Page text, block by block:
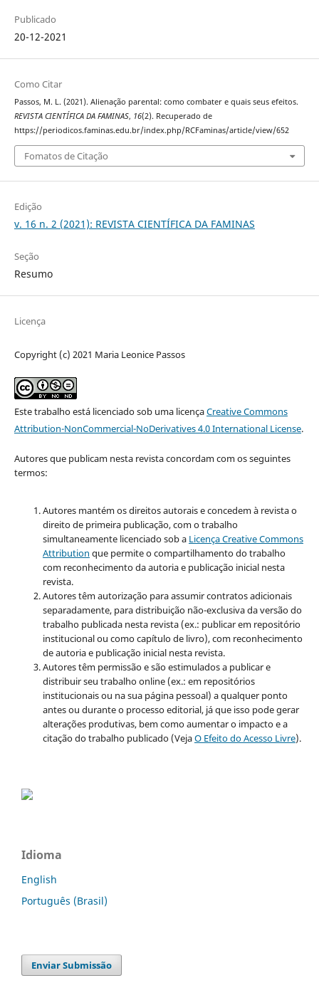
Publicado
20-12-2021
Como Citar
Passos, M. L. (2021). Alienação parental: como combater e quais seus efeitos.
REVISTA CIENTÍFICA DA FAMINAS, 16(2). Recuperado de
https://periodicos.faminas.edu.br/index.php/RCFaminas/article/view/652
Fomatos de Citação
Edição
v. 16 n. 2 (2021): REVISTA CIENTÍFICA DA FAMINAS
Seção
Resumo
Licença
Copyright (c) 2021 Maria Leonice Passos
Este trabalho está licenciado sob uma licençaCreative Commons
Attribution-NonCommercial-NoDerivatives 4.0 International License.
Autores que publicam nesta revista concordam com os seguintes
termos:
Autores mantém os direitos autorais e concedem à revista o
direito de primeira publicação, com o trabalho
simultaneamente licenciado sob a Licença Creative Commons
Attribution que permite o compartilhamento do trabalho
com reconhecimento da autoria e publicação inicial nesta
revista.
Autores têm autorização para assumir contratos adicionais
separadamente, para distribuição não-exclusiva da versão do
trabalho publicada nesta revista (ex.: publicar em repositório
institucional ou como capítulo de livro), com reconhecimento
de autoria e publicação inicial nesta revista.
Autores têm permissão e são estimulados a publicar e
distribuir seu trabalho online (ex.: em repositórios
institucionais ou na sua página pessoal) a qualquer ponto
antes ou durante o processo editorial, já que isso pode gerar
alterações produtivas, bem como aumentar o impacto e a
citação do trabalho publicado (VejaO Efeito do Acesso Livre).
Idioma
English
Português (Brasil)
Enviar Submissão